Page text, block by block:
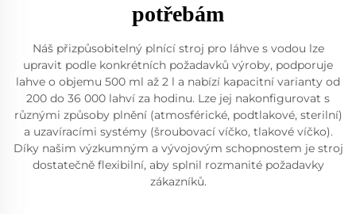
potřebám
Náš přizpůsobitelný plnící stroj pro láhve s vodou lze
upravit podle konkrétních požadavků výroby, podporuje
lahve o objemu 500 ml až 2 l a nabízí kapacitní varianty od
200 do 36 000 lahví za hodinu. Lze jej nakonfigurovat s
různými způsoby plnění (atmosférické, podtlakové, sterilní)
a uzavíracími systémy (šroubovací víčko, tlakové víčko).
Díky našim výzkumným a vývojovým schopnostem je stroj
dostatečně flexibilní, aby splnil rozmanité požadavky
zákazníků.